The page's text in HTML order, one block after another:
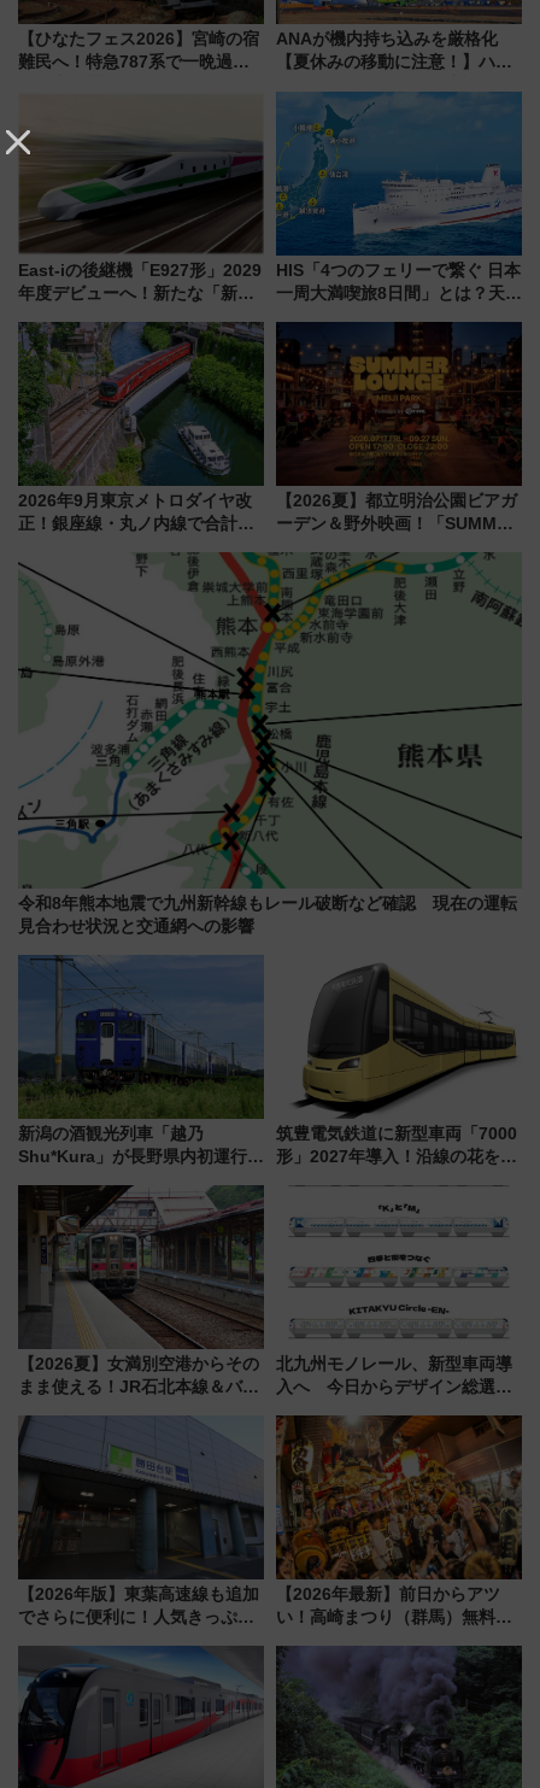
【ひなたフェス2026】宮崎の宿
難民へ！特急787系で一晩過ご
ANAが機内持ち込みを厳格化
【夏休みの移動に注意！】ハン
「身の回り品」新サイズ制限
(40×30×20cm)おさらい
East-iの後継機「E927形」2029
年度デビューへ！新たな「新幹
説【JR東日本】
HIS「4つのフェリーで繋ぐ 日本
一周大満喫旅8日間」とは？天橋
の絶景＆限定グルメを網羅！煩
雑な手続きも不要でお手軽に楽
しめるプランが登場
2026年9月東京メトロダイヤ改
正！銀座線・丸ノ内線で合計
待
【2026夏】都立明治公園ビアガ
ーデン＆野外映画！「SUMMER
ケジュール 夜風とビール、映画
を満喫！
令和8年熊本地震で九州新幹線もレール破断など確認 現在の運転
見合わせ状況と交通網への影響
新潟の酒観光列車「越乃
Shu*Kura」が長野県内初運行！
筑豊電気鉄道に新型車両「7000
形」2027年導入！沿線の花をイ
内は落ち着いたゆとりある空間
に
【2026夏】女満別空港からその
まま使える！JR石北本線＆バス
ーパス」でおトクに道東観光
（8/3発売）
北九州モノレール、新型車両導
入へ 今日からデザイン総選挙
【2026年版】東葉高速線も追加
でさらに便利に！人気きっぷ
今年も発売 秋・早春に千葉県を
巡るなら使い勝手・コスパ抜群
【2026年最新】前日からアツ
い！高崎まつり（群馬）無料観
しまで